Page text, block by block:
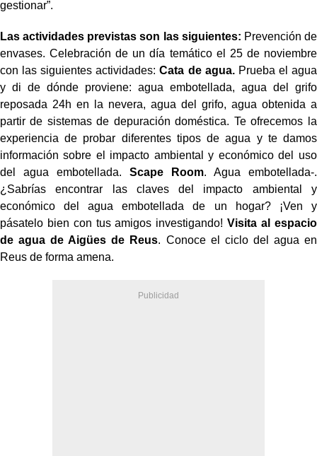
gestionar”.
Las actividades previstas son las siguientes: Prevención de
envases. Celebración de un día temático el 25 de noviembre
con las siguientes actividades:Cata de agua.Prueba el agua
y di de dónde proviene: agua embotellada, agua del grifo
reposada 24h en la nevera, agua del grifo, agua obtenida a
partir de sistemas de depuración doméstica. Te ofrecemos la
experiencia de probar diferentes tipos de agua y te damos
información sobre el impacto ambiental y económico del uso
del agua embotellada. Scape Room. Agua embotellada-.
¿Sabrías encontrar las claves del impacto ambiental y
económico del agua embotellada de un hogar? ¡Ven y
pásatelo bien con tus amigos investigando!Visita al espacio
de agua de Aigües de Reus. Conoce el ciclo del agua en
Reus de forma amena.